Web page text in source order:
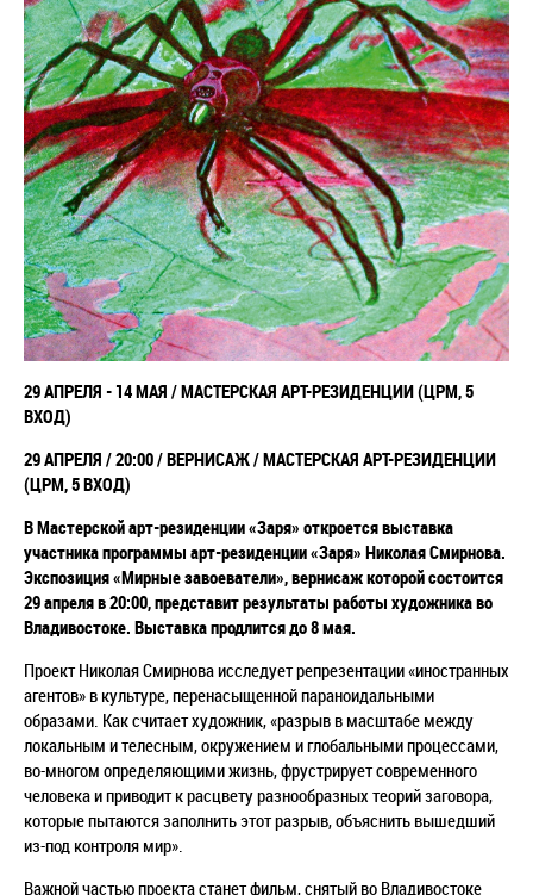
29 АПРЕЛЯ - 14 МАЯ /МАСТЕРСКАЯ АРТ-РЕЗИДЕНЦИИ (ЦРМ, 5
ВХОД)
29 АПРЕЛЯ / 20:00 / ВЕРНИСАЖ /МАСТЕРСКАЯ АРТ-РЕЗИДЕНЦИИ
(ЦРМ, 5 ВХОД)
В Мастерской арт-резиденции «Заря» откроется выставка
участника программы арт-резиденции «Заря» Николая Смирнова.
Экспозиция «Мирные завоеватели», вернисаж которой состоится
29 апреля в 20:00, представит результаты работы художника во
Владивостоке. Выставка продлится до 8 мая.
Проект Николая Смирнова исследует репрезентации «иностранных
агентов» в культуре, перенасыщенной параноидальными
образами. Как считает художник, «разрыв в масштабе между
локальным и телесным, окружением и глобальными процессами,
во-многом определяющими жизнь, фрустрирует современного
человека и приводит к расцвету разнообразных теорий заговора,
которые пытаются заполнить этот разрыв, объяснить вышедший
из-под контроля мир».
Важной частью проекта станет фильм, снятый во Владивостоке